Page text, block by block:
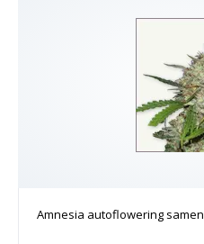
Amnesia autoflowering samen